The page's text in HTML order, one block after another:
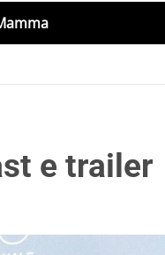
e trailer